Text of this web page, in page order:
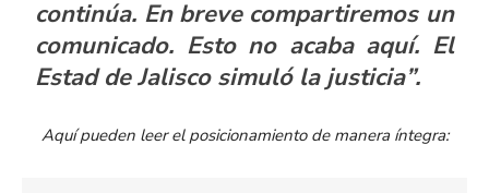
continúa. En breve compartiremos un
comunicado. Esto no acaba aquí. El
Estad de Jalisco simuló la justicia”.
Aquí pueden leer el posicionamiento de manera íntegra: